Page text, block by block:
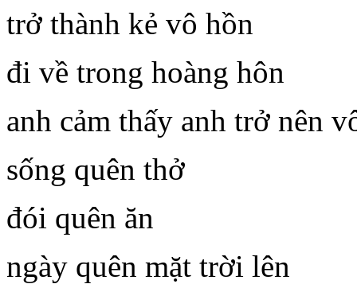
trở thành kẻ vô hồn
đi về trong hoàng hôn
anh cảm thấy anh trở nên
sống quên thở
đói quên ăn
ngày quên mặt trời lên